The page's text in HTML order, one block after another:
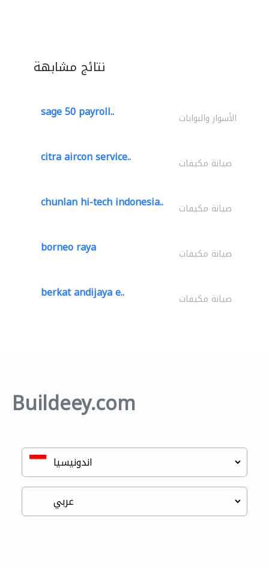
نتائج مشابهة
sage 50 payroll.. الأسوار والبوابات
citra aircon service.. صيانة مكيفات
chunlan hi-tech indonesia.. صيانة مكيفات
borneo raya صيانة مكيفات
berkat andijaya e.. صيانة مكيفات
Buildeey.com